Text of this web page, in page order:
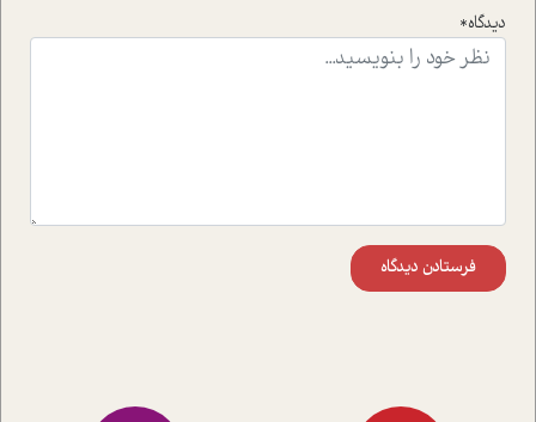
موثرترین راهکارهای استفاده از هوش مصنوعی در حوزه های
دیدگاه*
فرستادن دیدگاه